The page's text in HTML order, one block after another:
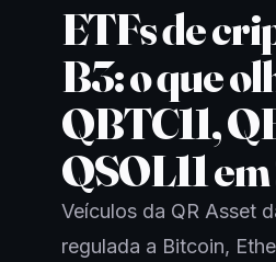
ETFs de
B3: o que
QBTC11,
QSOL11
Veículos da QR Asset
regulada a Bitcoin,